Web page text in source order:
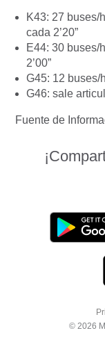
K43: 27 buses/
cada 2’20”
E44: 30 buses/
2’00”
G45: 12 buses/
G46: sale
Fuente de
© 2026